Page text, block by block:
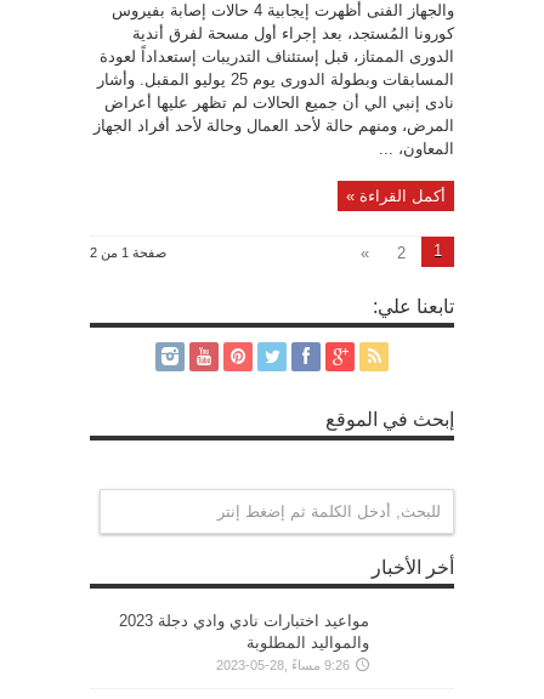
والجهاز الفنى أظهرت إيجابية 4 حالات إصابة بفيروس
كورونا المُستجد، بعد إجراء أول مسحة لفرق أندية
الدورى الممتاز، قبل إستئناف التدريبات إستعداداً لعودة
المسابقات وبطولة الدورى يوم 25 يوليو المقبل. وأشار
نادى إنبي الي أن جميع الحالات لم تظهر عليها أعراض
المرض، ومنهم حالة لأحد العمال وحالة لأحد أفراد الجهاز
المعاون، ...
أكمل القراءة »
صفحة 1 من 2 1
2
»
تابعنا علي:
إبحث في الموقع
أخر الأخبار
مواعيد اختبارات نادي وادي دجلة 2023
والمواليد المطلوبة
9:26 مساءً ,28-05-2023